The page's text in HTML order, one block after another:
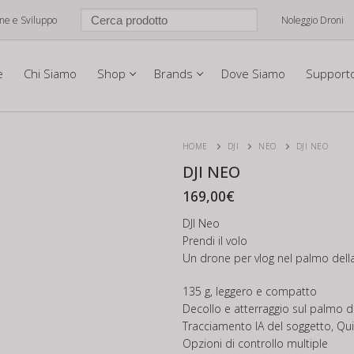
e Sviluppo Noleggio Droni
Chi Siamo Shop Brands Dove Siamo
HOME DJI NEO DJI NEO
DJI NEO
169,00€
DJI Neo
Prendi il volo
Un drone per vlog nel palmo
135 g, leggero e compatto
Decollo e atterraggio sul palmo
Tracciamento IA del soggetto,
Opzioni di controllo multiple